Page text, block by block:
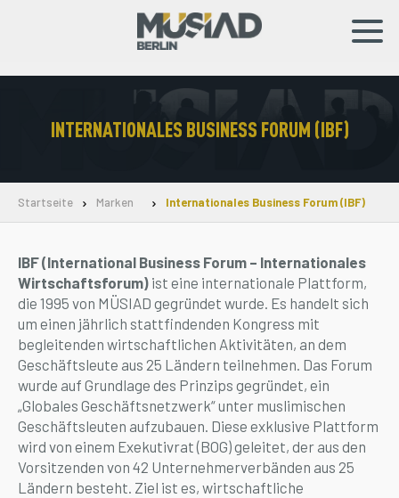
DE
Unternehmen
Marken
Nachrichten
Soziale Verantwortung
Mitgliedschaft
Kontakt
INTERNATIONALES BUSINESS FORUM (IBF)
Startseite Marken Internationales Business Forum (IBF)
IBF (International Business Forum – Internationales
Wirtschaftsforum) ist eine internationale Plattform,
die 1995 von MÜSIAD gegründet wurde. Es handelt sich
um einen jährlich stattfindenden Kongress mit
begleitenden wirtschaftlichen Aktivitäten, an dem
Geschäftsleute aus 25 Ländern teilnehmen. Das Forum
wurde auf Grundlage des Prinzips gegründet, ein
„Globales Geschäftsnetzwerk“ unter muslimischen
Geschäftsleuten aufzubauen. Diese exklusive Plattform
wird von einem Exekutivrat (BOG) geleitet, der aus den
Vorsitzenden von 42 Unternehmerverbänden aus 25
Ländern besteht. Ziel ist es, wirtschaftliche